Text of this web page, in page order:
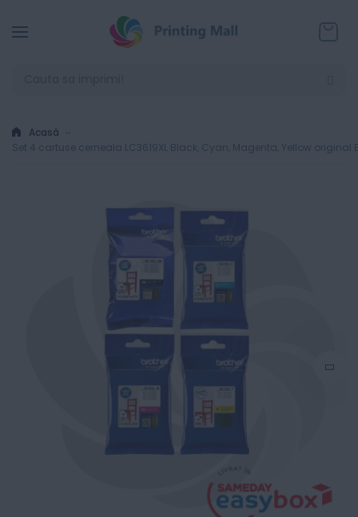
Acasă
Set 4 cartuse cerneala LC3619XL Black, Cyan, Magenta, Yellow original